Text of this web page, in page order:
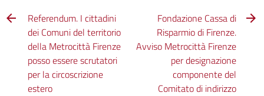
Referendum. I cittadini
dei Comuni del territorio
della Metrocittà Firenze
posso essere scrutatori
per la circoscrizione
estero
Fondazione Cassa di
Risparmio di Firenze.
Avviso Metrocittà Firenze
per designazione
componente del
Comitato di indirizzo